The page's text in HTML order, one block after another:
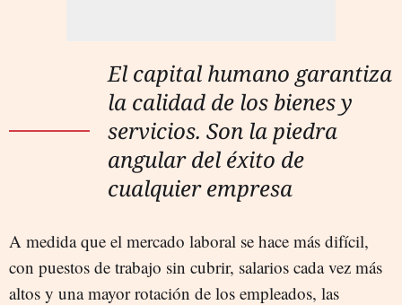
El capital humano garantiza
la calidad de los bienes y
servicios. Son la piedra
angular del éxito de
cualquier empresa
A medida que el mercado laboral se hace más difícil,
con puestos de trabajo sin cubrir, salarios cada vez más
altos y una mayor rotación de los empleados, las